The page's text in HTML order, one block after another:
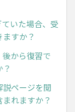
ていた場合、受
すか？
後から復習で
説ページを閲
れますか？